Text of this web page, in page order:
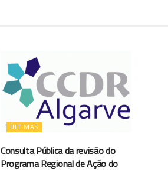
ÚLTIMAS
Consulta Pública da revisão do
Programa Regional de Ação do